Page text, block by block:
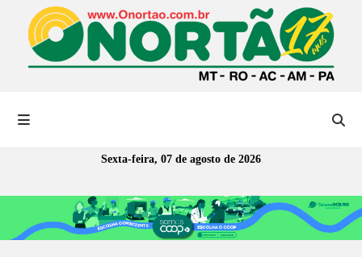
Sexta-feira, 07 de agosto de 2026